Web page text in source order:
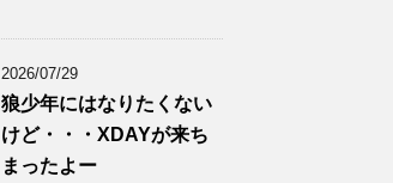
2026/07/29
狼少年にはなりたくない
けど・・・XDAYが来ち
まったよー